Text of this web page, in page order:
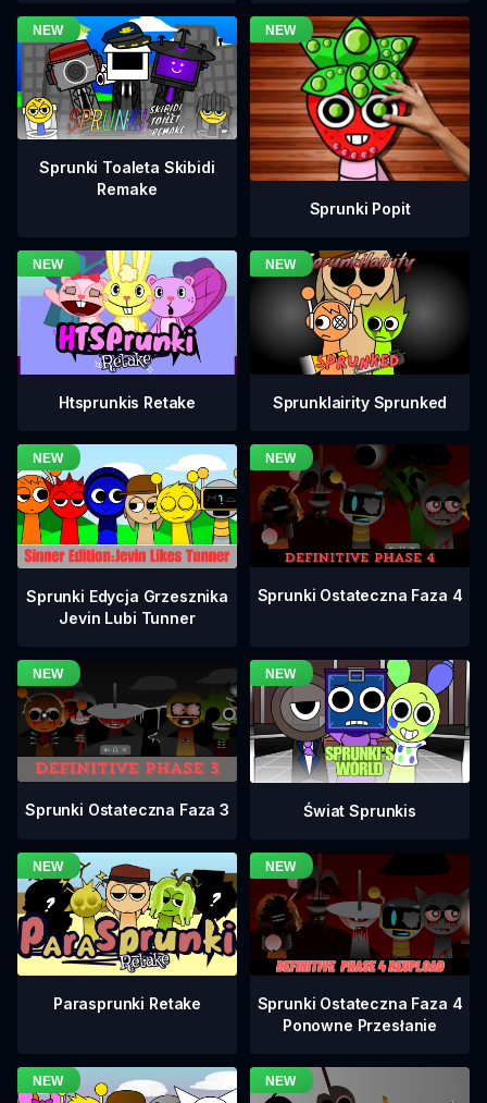
Sprunki Toaleta Skibidi
Remake
Sprunki Popit
Htsprunkis Retake Sprunklairity Sprunked
Sprunki Edycja Grzesznika
Jevin Lubi Tunner
Sprunki Ostateczna Faza 4
Sprunki Ostateczna Faza 3 Świat Sprunkis
Parasprunki Retake
Sprunki Ostateczna Faza 4
Ponowne Przesłanie